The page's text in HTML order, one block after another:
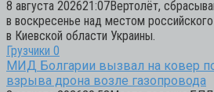
8 августа 202621:07Вертолёт,
в воскресенье над местом
в Киевской области Украины.
Грузчики 0
МИД Болгарии вызвал на ковер
взрыва дрона возле газопровода